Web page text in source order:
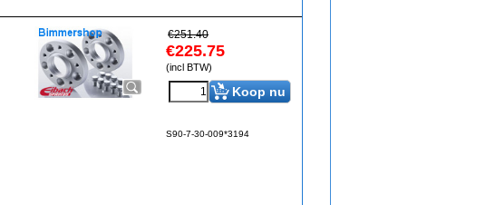
€251.40
€225.75
(incl BTW)
Koop nu
S90-7-30-009*3194